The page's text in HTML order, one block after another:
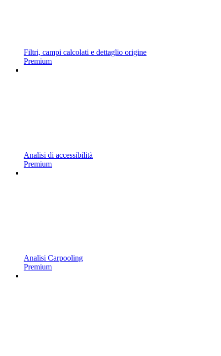
Filtri, campi calcolati e dettaglio origine
Premium
Analisi di accessibilità
Premium
Analisi Carpooling
Premium